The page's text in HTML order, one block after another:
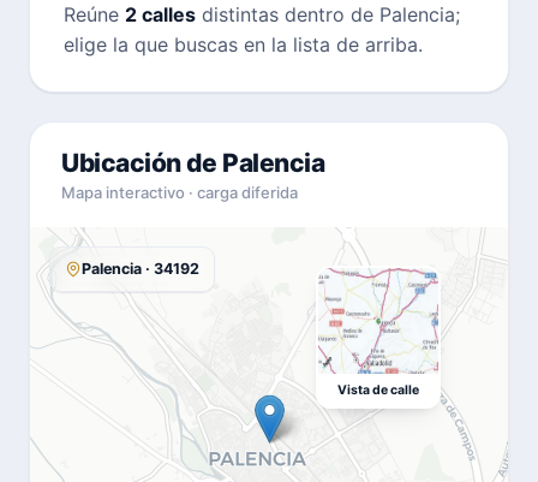
Reúne 2 calles distintas dentro de Palencia;
elige la que buscas en la lista de arriba.
Ubicación de Palencia
Mapa interactivo · carga diferida
Palencia · 34192
Vista de calle